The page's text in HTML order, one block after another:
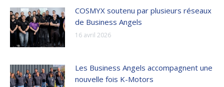
COSMYX soutenu par plusieurs réseaux
de Business Angels
16 avril 2026
Les Business Angels accompagnent une
nouvelle fois K-Motors